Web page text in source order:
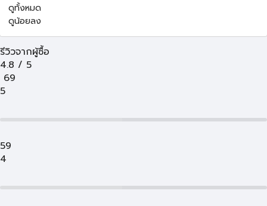
ดูทั้งหมด
ดูน้อยลง
รีวิวจากผู้ซื้อ
4.8 / 5
69
5
59
4